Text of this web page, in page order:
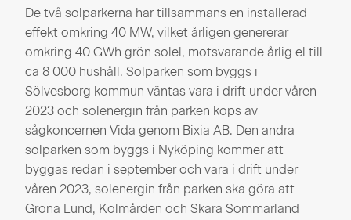
De två solparkerna har tillsammans en installerad
effekt omkring 40 MW, vilket årligen genererar
omkring 40 GWh grön solel, motsvarande årlig el till
ca 8 000 hushåll. Solparken som byggs i
Sölvesborg kommun väntas vara i drift under våren
2023 och solenergin från parken köps av
sågkoncernen Vida genom Bixia AB. Den andra
solparken som byggs i Nyköping kommer att
byggas redan i september och vara i drift under
våren 2023, solenergin från parken ska göra att
Gröna Lund, Kolmården och Skara Sommarland